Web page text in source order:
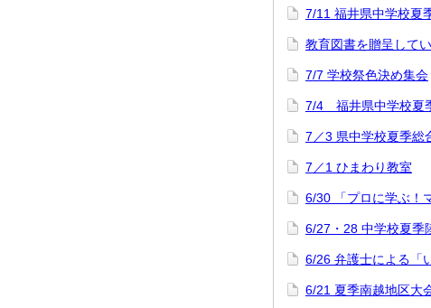
7/11 福井県中学校
教育図書を贈呈して
7/7 学校祭色決め集会
7/4 福井県中学校夏
7／3 県中学校夏季
7／1 ひまわり教室
6/30 「プロに学ぶ！
6/27・28 中学校夏季
6/26 弁護士による「
6/21 夏季南越地区